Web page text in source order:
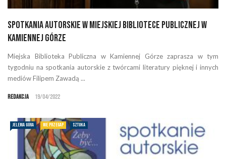
Spotkania autorskie w Miejskiej Bibliotece Publicznej w
Kamiennej Górze
Miejska Biblioteka Publiczna w Kamiennej Górze zaprasza w tym
tygodniu na spotkania autorskie z twórcami literatury pięknej i innych
mediów Filipem Zawadą ...
Redakcja 19/04/2022
JELENIA GÓRA NIE PRZEGAP SZTUKA